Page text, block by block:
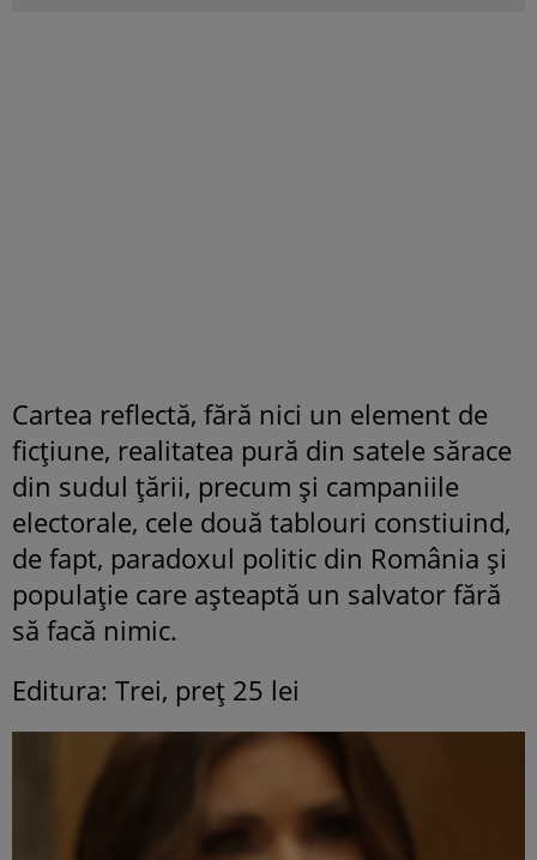
Cartea reflectă, fără nici un element de
ficţiune, realitatea pură din satele sărace
din sudul ţării, precum şi campaniile
electorale, cele două tablouri constiuind,
de fapt, paradoxul politic din România şi
populaţie care aşteaptă un salvator fără
să facă nimic.
Editura: Trei, preţ 25 lei